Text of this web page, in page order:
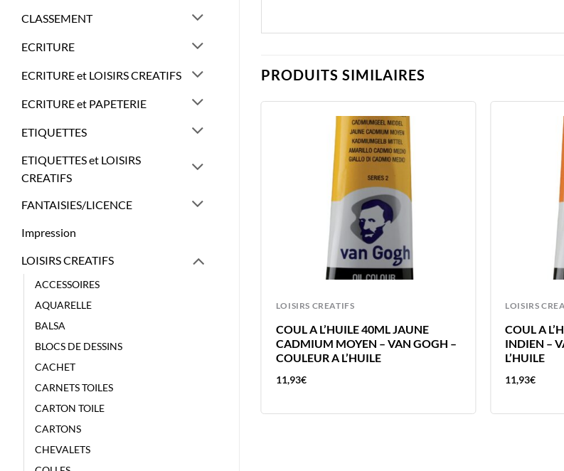
CLASSEMENT
ECRITURE
ECRITURE et LOISIRS CREATIFS
ECRITURE et PAPETERIE
ETIQUETTES
ETIQUETTES et LOISIRS
CREATIFS
FANTAISIES/LICENCE
Impression
LOISIRS CREATIFS
ACCESSOIRES
AQUARELLE
BALSA
BLOCS DE DESSINS
CACHET
CARNETS TOILES
CARTON TOILE
CARTONS
CHEVALETS
PRODUITS SIMILAIRES
LOISIRS CREATIFS
COUL A L’HUILE 40ML JAUNE
CADMIUM MOYEN – VAN GOGH –
COULEUR A L’HUILE
11,93€
LOISIRS
COUL A
INDIEN –
L’HUILE
11,93€
LOISIRS CREATIFS
COUL A L’HUILE 40ML TERRE
SIENNE NATURELLE – VAN GOGH –